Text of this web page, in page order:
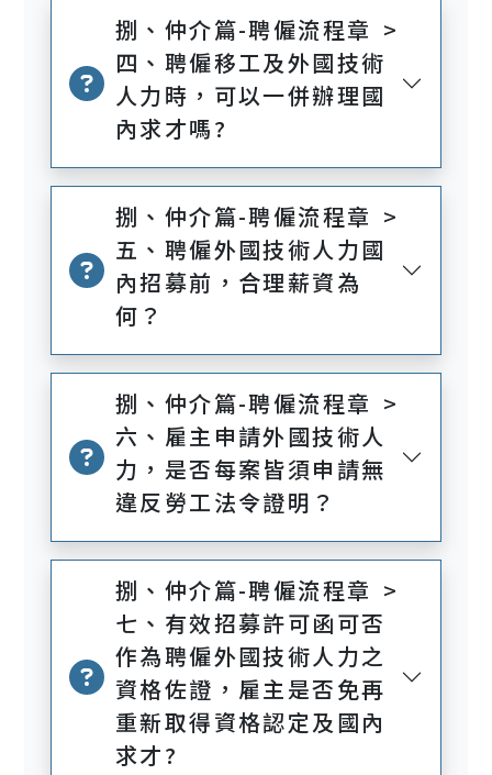
捌、仲介篇-聘僱流程章 >
四、聘僱移工及外國技術
人力時，可以一併辦理國
內求才嗎?
捌、仲介篇-聘僱流程章 >
五、聘僱外國技術人力國
內招募前，合理薪資為
何？
捌、仲介篇-聘僱流程章 >
六、雇主申請外國技術人
力，是否每案皆須申請無
違反勞工法令證明？
捌、仲介篇-聘僱流程章 >
七、有效招募許可函可否
作為聘僱外國技術人力之
資格佐證，雇主是否免再
重新取得資格認定及國內
求才?